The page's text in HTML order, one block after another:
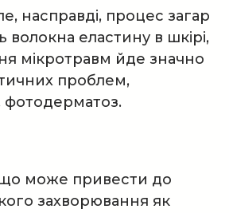
насправді, процес загар
еластину в шкірі,
мікротравм йде значно
проблем,
фотодерматоз.
що може привести до
захворювання як